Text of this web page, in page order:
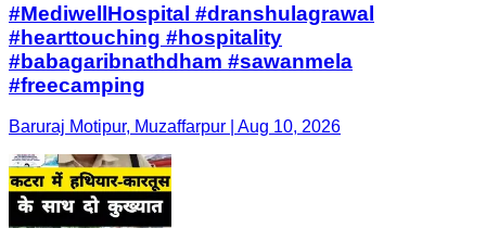
#MediwellHospital #dranshulagrawal
#hearttouching #hospitality
#babagaribnathdham #sawanmela
#freecamping
Baruraj Motipur, Muzaffarpur | Aug 10, 2026